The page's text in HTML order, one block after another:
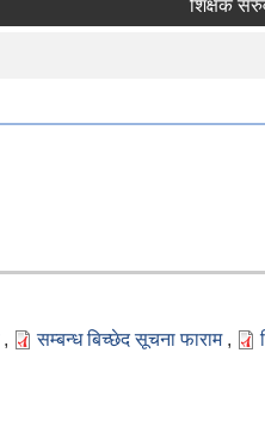
शिक्षक
, सम्बन्ध बिच्छेद सूचना फाराम ,